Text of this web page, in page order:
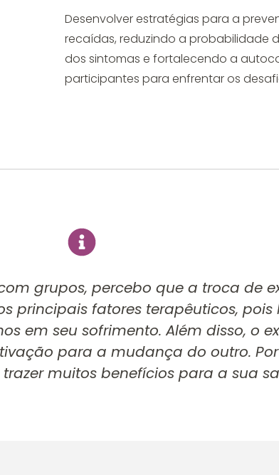
Desenvolver estratégias para a
recaídas, reduzindo a probabilidade
dos sintomas e fortalecendo a
participantes para enfrentar os
grupos, percebo que a troca de
principais fatores terapêuticos, pois
em seu sofrimento. Além disso, o
para a mudança do outro.
muitos benefícios para a sua